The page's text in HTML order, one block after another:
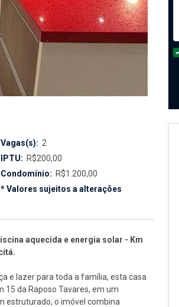
Vagas(s): 2
IPTU: R$200,00
Condomínio: R$1.200,00
* Valores sujeitos a alterações
aquecida e energia solar - Km
e lazer para toda a família, esta casa
15 da Raposo Tavares, em um
estruturado, o imóvel combina